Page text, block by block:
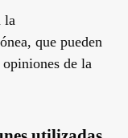
la
que pueden
de la